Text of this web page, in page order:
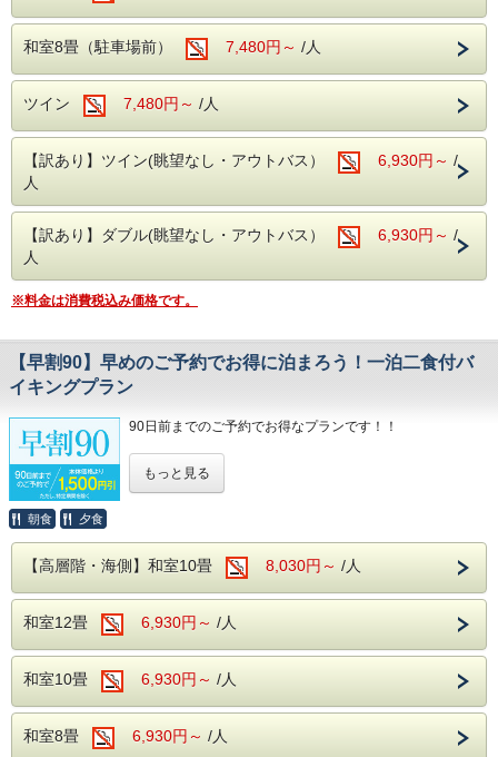
はホテルへ直接お問合せ下さい。
大型バスの乗り入れ、駐車はできません。あ
らかじめご承知おきください。
＜往復バスについて＞
上野・横浜発の往復バスをご希望のお客様
は、お電話にてホテルまでお問い合わせくだ
さい。
TEL：０５７０－０３６－７８０
家族やご友人と、夜まで思いっきりお楽しみいただけます。
（※カラオケ・卓球は当日フロントにて事前予約制となりま
す。お気軽にお申し付けください。）
・チェックインは15時！
※夕食付プランの場合、夕食バイキングの営業時間の都合
・チェックアウトは嬉しい11時！
※2026年7月18日(土)～2026年8月29日(土)のご宿泊はチ
■ご夕食
旬の素材にこだわった和・洋・中のバイキング料理
いお時間については当日ホテルへ直接お問合せ下さい。
■ご朝食
和洋のバイキング ソフトドリンク飲み放題！
駐車場を分散しご用意しております。ご到着の際は直接フロ
マイクロバス（中型車以上）を駐車希望の方はホテルへ直接
お問合せ下さい。
＜往復バスについて＞
上野・横浜発の往復バスをご希望のお客様
は、お電話にてホテルまでお問い合わせくだ
さい。
TEL：０５７０－０３６－７８０
【注意事項】
※静岡県にお住まいの方限定のプランとなり
ます。
チェックイン時に代表者の方は免許証や保
険証などご住所が証明できるものをご提示く
ださい。
※ご宿泊される方の中に静岡県にお住まいの
バイキングプランの料金となりますので、ご
※各種割引券との併用はできません。
「熱川バナナワニ園」や、迫力満点のホワイ
トタイガーに会える「伊豆アニマルキングダ
ム」など、伊豆の魅力あふれるレジャースポ
当館自慢の大自然に囲まれた露天風呂や広々
とした大浴場へ。豊かな緑と温泉が、旅の疲
はカラオケルームや卓球コーナーも完備！ご
家族やご友人と、夜まで思いっきりお楽しみ
いただけます。
（※カラオケ・卓球は当日フロントにて事前
予約制となります。お気軽にお申し付けくだ
和室8畳（駐車場前） 7,480円～ /人
ツイン 7,480円～ /人
【訳あり】ツイン(眺望なし・アウトバス） 6,930円～ /
人
【訳あり】ダブル(眺望なし・アウトバス） 6,930円～ /
人
※料金は消費税込み価格です。
【早割90】早めのご予約でお得に泊まろう！一泊二食付バ
イキングプラン
90日前までのご予約でお得なプランです！！
ご宿泊予定日より90日以上前のご予約で、なんと
大人１人様あたり1500円(税込み1650円)お安くお泊りいた
本プランはキャンセルポリシーが通常と異なります。
30日前～8日前まで・・・ご宿泊料金の5%。
7日前～2日前まで・・・ご宿泊料金の20％
当日・・・ご宿泊料金の50％
無連絡・・・ご宿泊料金の100％
上記キャンセルポリシーをご確認の上、ご承諾いただける場
合のみご予約ください。
もっと見る
朝食 夕食
【高層階・海側】和室10畳 8,030円～ /人
和室12畳 6,930円～ /人
和室10畳 6,930円～ /人
和室8畳 6,930円～ /人